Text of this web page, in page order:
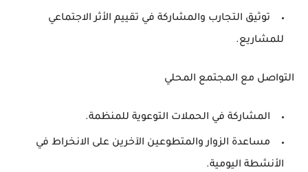
توثيق التجارب والمشاركة في تقييم الأثر الاجتماعي
للمشاريع.
التواصل مع المجتمع المحلي
المشاركة في الحملات التوعوية للمنظمة.
مساعدة الزوار والمتطوعين الآخرين على الانخراط في
الأنشطة اليومية.